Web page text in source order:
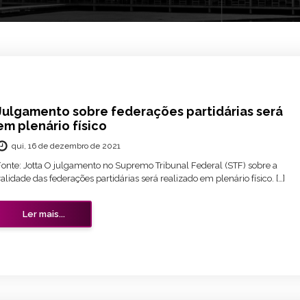
sobre federações partidárias será
plenário físico
qui, 16 de dezembro de 2021
Jotta O julgamento no Supremo Tribunal Federal (STF) sobre a
das federações partidárias será realizado em plenário físico. […]
Ler mais...